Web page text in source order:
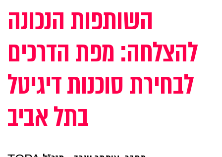
השותפות הנכונה
להצלחה: מפת הדרכים
לבחירת סוכנות דיגיטל
בתל אביב